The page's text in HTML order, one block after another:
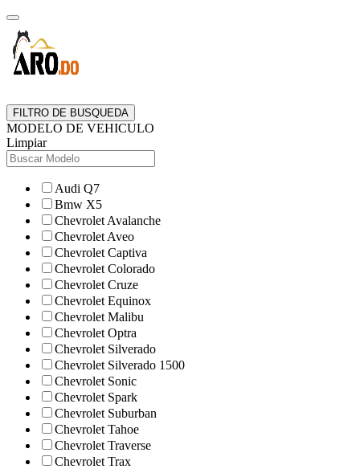
FILTRO DE BUSQUEDA
MODELO DE VEHICULO
Limpiar
Audi Q7
Bmw X5
Chevrolet Avalanche
Chevrolet Aveo
Chevrolet Captiva
Chevrolet Colorado
Chevrolet Cruze
Chevrolet Equinox
Chevrolet Malibu
Chevrolet Optra
Chevrolet Silverado
Chevrolet Silverado 1500
Chevrolet Sonic
Chevrolet Spark
Chevrolet Suburban
Chevrolet Tahoe
Chevrolet Traverse
Chevrolet Trax